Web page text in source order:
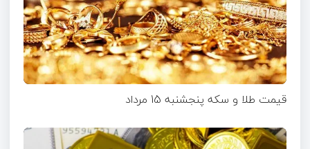
قیمت طلا و سکه پنجشنبه 15 مرداد